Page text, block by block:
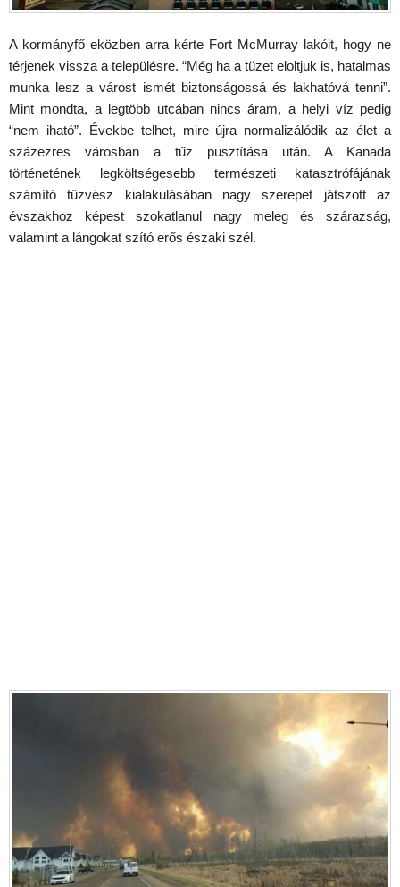
A kormányfő eközben arra kérte Fort McMurray lakóit, hogy ne
térjenek vissza a településre. “Még ha a tüzet eloltjuk is, hatalmas
munka lesz a várost ismét biztonságossá és lakhatóvá tenni”.
Mint mondta, a legtöbb utcában nincs áram, a helyi víz pedig
“nem iható”. Évekbe telhet, mire újra normalizálódik az élet a
százezres városban a tűz pusztítása után. A Kanada
történetének legköltségesebb természeti katasztrófájának
számító tűzvész kialakulásában nagy szerepet játszott az
évszakhoz képest szokatlanul nagy meleg és szárazság,
valamint a lángokat szító erős északi szél.